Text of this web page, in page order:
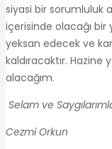
siyasi bir sorumluluk
içerisinde olacağı bir
yeksan edecek ve
kaldıracaktır. Hazine
alacağım.
Selam ve
Cezmi Orkun